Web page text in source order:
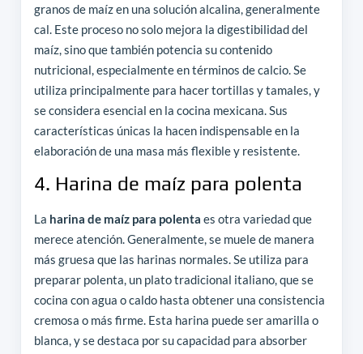
granos de maíz en una solución alcalina, generalmente
cal. Este proceso no solo mejora la digestibilidad del
maíz, sino que también potencia su contenido
nutricional, especialmente en términos de calcio. Se
utiliza principalmente para hacer tortillas y tamales, y
se considera esencial en la cocina mexicana. Sus
características únicas la hacen indispensable en la
elaboración de una masa más flexible y resistente.
4. Harina de maíz para polenta
La harina de maíz para polenta es otra variedad que
merece atención. Generalmente, se muele de manera
más gruesa que las harinas normales. Se utiliza para
preparar polenta, un plato tradicional italiano, que se
cocina con agua o caldo hasta obtener una consistencia
cremosa o más firme. Esta harina puede ser amarilla o
blanca, y se destaca por su capacidad para absorber